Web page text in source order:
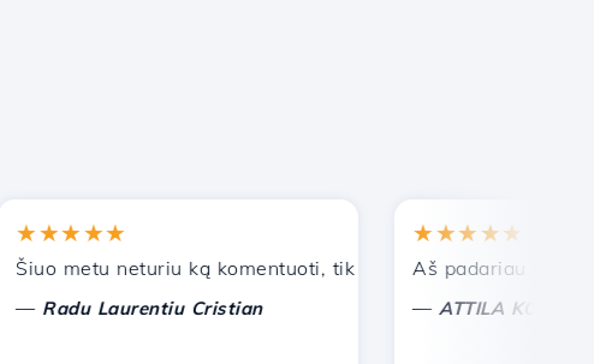
metu neturiu ką komentuoti, tik galiu įvertinti. Su ypatinga
Radu Laurentiu Cristian
★★★★★
Aš padariau teisingą
ATTILA KOLES